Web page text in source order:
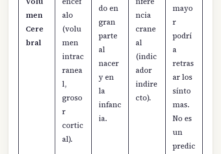
men
Cere
bral
alo
(volu
men
intrac
ranea
l,
groso
r
cortic
al).
do en
gran
parte
al
nacer
y en
la
infanc
ia.
ncia
crane
al
(indic
ador
indire
cto).
mayo
r
podrí
a
retras
ar los
sínto
mas.
No es
un
predic